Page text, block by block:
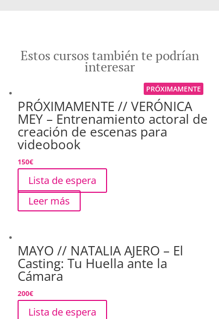
Estos cursos también te podrían
interesar
PRÓXIMAMENTE
PRÓXIMAMENTE // VERÓNICA
MEY – Entrenamiento actoral de
creación de escenas para
videobook
150€
Lista de espera
Leer más
MAYO // NATALIA AJERO – El
Casting: Tu Huella ante la
Cámara
200€
Lista de espera